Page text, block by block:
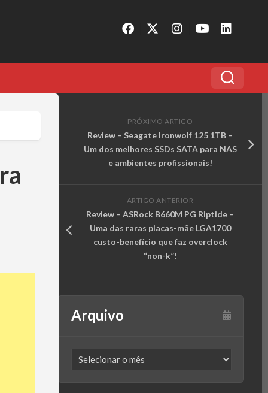
PRÓXIMO ARTIGO
Review – Seagate Ironwolf 125 1TB –
Um dos melhores SSDs SATA para NAS
e ambientes profissionais!
ARTIGO ANTERIOR
Review – ASRock B660M PG Riptide –
Uma das raras placas-mãe LGA1700
custo-benefício que faz overclock
“non-k”!
Arquivo